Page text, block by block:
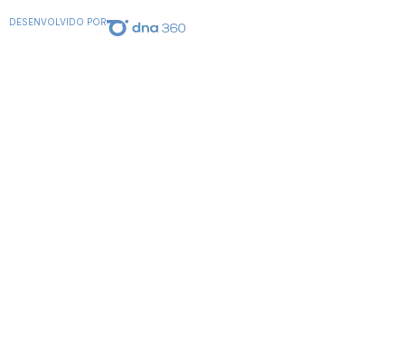
DESENVOLVIDO POR